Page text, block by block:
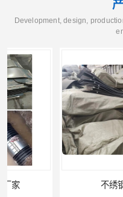
Development, design,